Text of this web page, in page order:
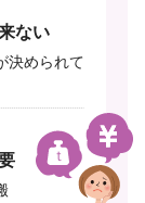
ない
決められて